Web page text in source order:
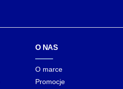
O NAS
O marce
Promocje